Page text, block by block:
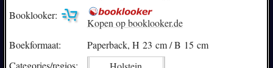
Booklooker:
Kopen op booklooker.de
Boekformaat:
Paperback, H 23 cm / B 15 cm